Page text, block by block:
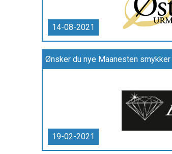
14-08-2021
Ønsker du nye Maanesten
19-02-2021